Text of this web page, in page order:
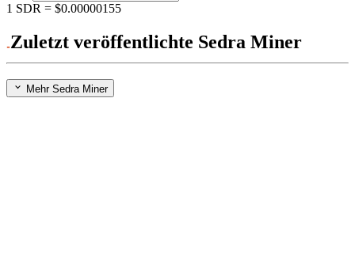
1 SDR = $0.00000155
Zuletzt veröffentlichte Sedra Miner
Mehr Sedra Miner